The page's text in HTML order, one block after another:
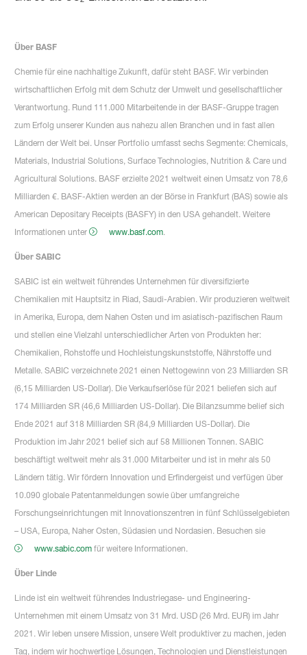
Über BASF
Chemie für eine nachhaltige Zukunft, dafür steht BASF. Wir verbinden
wirtschaftlichen Erfolg mit dem Schutz der Umwelt und gesellschaftlicher
Verantwortung. Rund 111.000 Mitarbeitende in der BASF-Gruppe tragen
zum Erfolg unserer Kunden aus nahezu allen Branchen und in fast allen
Ländern der Welt bei. Unser Portfolio umfasst sechs Segmente: Chemicals,
Materials, Industrial Solutions, Surface Technologies, Nutrition & Care und
Agricultural Solutions. BASF erzielte 2021 weltweit einen Umsatz von 78,6
Milliarden €. BASF-Aktien werden an der Börse in Frankfurt (BAS) sowie als
American Depositary Receipts (BASFY) in den USA gehandelt. Weitere
Informationen unter
www.basf.com.
Über SABIC
SABIC ist ein weltweit führendes Unternehmen für diversifizierte
Chemikalien mit Hauptsitz in Riad, Saudi-Arabien. Wir produzieren weltweit
in Amerika, Europa, dem Nahen Osten und im asiatisch-pazifischen Raum
und stellen eine Vielzahl unterschiedlicher Arten von Produkten her:
Chemikalien, Rohstoffe und Hochleistungskunststoffe, Nährstoffe und
Metalle. SABIC verzeichnete 2021 einen Nettogewinn von 23 Milliarden SR
(6,15 Milliarden US-Dollar). Die Verkaufserlöse für 2021 beliefen sich auf
174 Milliarden SR (46,6 Milliarden US-Dollar). Die Bilanzsumme belief sich
Ende 2021 auf 318 Milliarden SR (84,9 Milliarden US-Dollar). Die
Produktion im Jahr 2021 belief sich auf 58 Millionen Tonnen. SABIC
beschäftigt weltweit mehr als 31.000 Mitarbeiter und ist in mehr als 50
Ländern tätig. Wir fördern Innovation und Erfindergeist und verfügen über
10.090 globale Patentanmeldungen sowie über umfangreiche
Forschungseinrichtungen mit Innovationszentren in fünf Schlüsselgebieten
– USA, Europa, Naher Osten, Südasien und Nordasien. Besuchen sie
www.sabic.comfür weitere Informationen.
Über Linde
Linde ist ein weltweit führendes Industriegase- und Engineering-
Unternehmen mit einem Umsatz von 31 Mrd. USD (26 Mrd. EUR) im Jahr
2021. Wir leben unsere Mission, unsere Welt produktiver zu machen, jeden
Tag, indem wir hochwertige Lösungen, Technologien und Dienstleistungen